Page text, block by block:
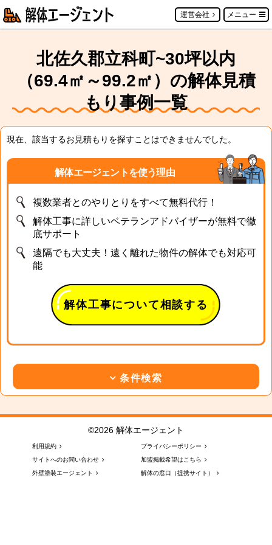
運営会社 メニュー
北佐久郡立科町~30坪以内
（69.4㎡～99.2㎡）の解体見積
もり事例一覧
現在、該当するお見積もりを探すことはできませんでした。
解体エージェントを使う理由
複数業者とのやりとりをすべて無料代行！
解体工事に詳しいベテランアドバイザーが無料で徹
底サポート
遠隔でも大丈夫！遠く離れた物件の解体でも対応可
能
解体工事について相談する
条件検索
©2026 解体エージェント
利用規約
プライバシーポリシー
サイトへのお問い合わせ
加盟掲載希望はこちら
外壁塗装エージェント
解体の窓口（提携サイト）